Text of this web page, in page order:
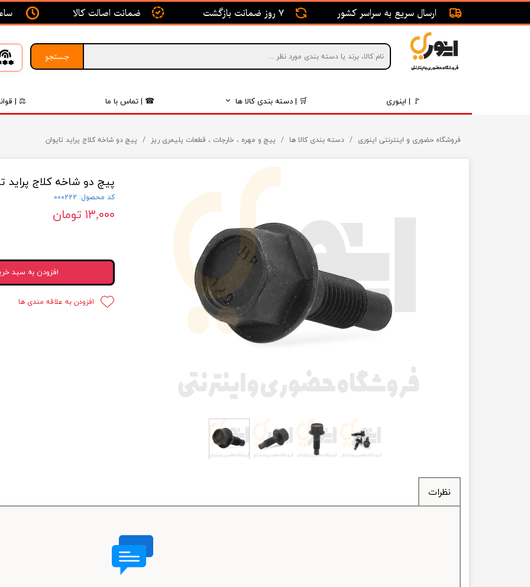
جستجو
🚩 | اینوری 🛒 | دسته بندی کالا ها
موتور و اگزوز
روغن و فیلتر
قطعات داخلی
انتقال قدرت
فرمان، جلوبندی و ترمز
لوازم جانبی و اسپرت
گردگیر ماشین
لوله های ماشین
لوله ماشین
☎ | تماس با ما ⚖ |
ارسال سریع به سراسر کشور 7 روز ضمانت بازگشت ضمانت اصالت کالا
فروشگاه حضوری و اینترنتی اینوری دسته بندی کالا ها پیچ و مهره ، خارجات ، قطعات پلیمری ریز پیچ دو شاخه کلاج پراید تایوان
پیچ دو شاخه کلاج پراید
کد محصول: 000222
۱۳,۰۰۰ تومان
افزودن به سبد
افزودن به علاقه مندی ها
نظرات